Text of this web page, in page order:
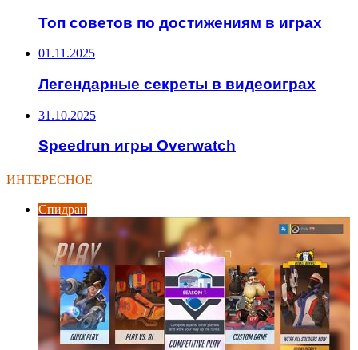
Топ советов по достижениям в играх
01.11.2025
Легендарные секреты в видеоиграх
31.10.2025
Speedrun игры Overwatch
ИНТЕРЕСНОЕ
Спидран